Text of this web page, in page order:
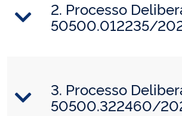
2. Processo
50500.012235/
3. Processo
50500.322460/